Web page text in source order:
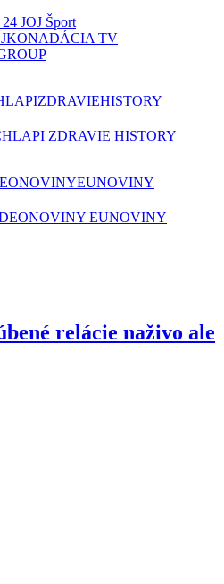
24 JOJ Šport
NADÁCIA TV
ZDRAVIEHISTORY
ZDRAVIE HISTORY
EUNOVINY
EUNOVINY
relácie naživo ale